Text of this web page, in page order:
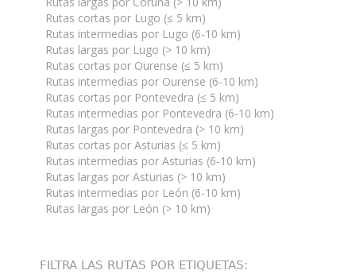
Rutas cortas por Lugo (≤ 5 km)
Rutas intermedias por Lugo (6-10 km)
Rutas largas por Lugo (> 10 km)
Rutas cortas por Ourense (≤ 5 km)
Rutas intermedias por Ourense (6-10 km)
Rutas cortas por Pontevedra (≤ 5 km)
Rutas intermedias por Pontevedra (6-10 km)
Rutas largas por Pontevedra (> 10 km)
Rutas cortas por Asturias (≤ 5 km)
Rutas intermedias por Asturias (6-10 km)
Rutas largas por Asturias (> 10 km)
Rutas intermedias por León (6-10 km)
Rutas largas por León (> 10 km)
FILTRA LAS RUTAS POR ETIQUETAS: